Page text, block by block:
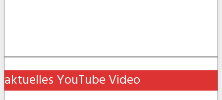
aktuelles YouTube Video